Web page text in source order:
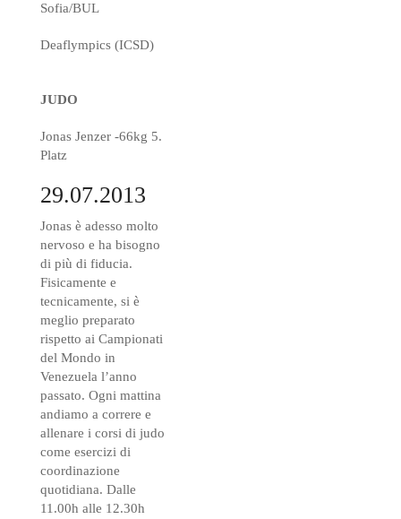
JUDO
Jonas Jenzer -66kg 5.
Platz
29.07.2013
Jonas è adesso molto
nervoso e ha bisogno
di più di fiducia.
Fisicamente e
tecnicamente, si è
meglio preparato
rispetto ai Campionati
del Mondo in
Venezuela l’anno
passato. Ogni mattina
andiamo a correre e
allenare i corsi di judo
come esercizi di
coordinazione
quotidiana. Dalle
11.00h alle 12.30h
Sofia/BUL
Deaflympics (ICSD)